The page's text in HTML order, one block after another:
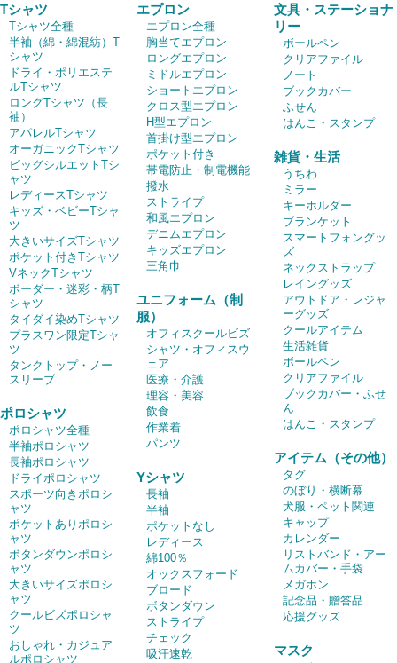
Tシャツ
Tシャツ全種
半袖（綿・綿混紡）T
シャツ
ドライ・ポリエステ
ルTシャツ
ロングTシャツ（長
袖）
アパレルTシャツ
オーガニックTシャツ
ビッグシルエットTシ
ャツ
レディースTシャツ
キッズ・ベビーTシャ
ツ
大きいサイズTシャツ
ポケット付きTシャツ
VネックTシャツ
ボーダー・迷彩・柄T
シャツ
タイダイ染めTシャツ
プラスワン限定Tシャ
ツ
タンクトップ・ノー
スリーブ
ポロシャツ
ポロシャツ全種
半袖ポロシャツ
長袖ポロシャツ
ドライポロシャツ
スポーツ向きポロシ
ャツ
ポケットありポロシ
ャツ
ボタンダウンポロシ
ャツ
大きいサイズポロシ
ャツ
クールビズポロシャ
ツ
おしゃれ・カジュア
ルポロシャツ
エプロン
エプロン全種
胸当てエプロン
ロングエプロン
ミドルエプロン
ショートエプロン
クロス型エプロン
H型エプロン
首掛け型エプロン
ポケット付き
帯電防止・制電機能
撥水
ストライプ
和風エプロン
デニムエプロン
キッズエプロン
三角巾
ユニフォーム（制
服）
オフィスクールビズ
シャツ・オフィスウ
ェア
医療・介護
理容・美容
飲食
作業着
パンツ
Yシャツ
長袖
半袖
ポケットなし
レディース
綿100％
オックスフォード
ブロード
ボタンダウン
ストライプ
チェック
吸汗速乾
文具・ステーショナ
リー
ボールペン
クリアファイル
ノート
ブックカバー
ふせん
はんこ・スタンプ
雑貨・生活
うちわ
ミラー
キーホルダー
ブランケット
スマートフォングッ
ズ
ネックストラップ
レイングッズ
アウトドア・レジャ
ーグッズ
クールアイテム
生活雑貨
ボールペン
クリアファイル
ブックカバー・ふせ
ん
はんこ・スタンプ
アイテム（その他）
タグ
のぼり・横断幕
犬服・ペット関連
キャップ
カレンダー
リストバンド・アー
ムカバー・手袋
メガホン
記念品・贈答品
応援グッズ
マスク